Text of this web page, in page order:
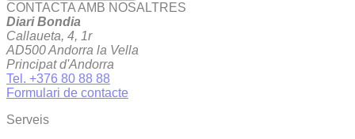
CONTACTA AMB NOSALTRES
Diari Bondia
Callaueta, 4, 1r
AD500 Andorra la Vella
Principat d'Andorra
Tel. +376 80 88 88
Formulari de contacte
Serveis